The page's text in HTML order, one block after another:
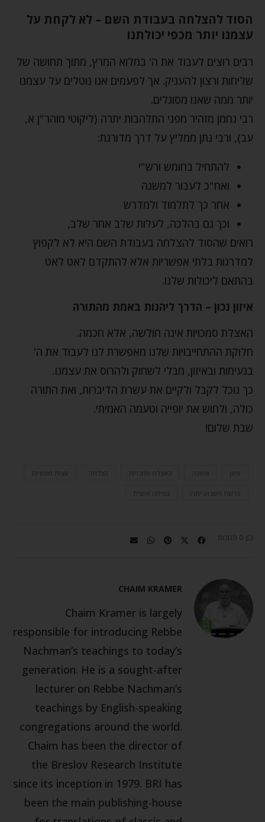
הסוד להצלחה בעבודת השם – לא לקחת על
עצמנו יותר מכפי יכולתנו
רבים רוצים לעבוד את ה' במלוא המרץ, מתוך תחושה של
שליחות ורצון להעניק. אך לפעמים אנו נוטלים על עצמנו
יותר ממה שאנו מסוגלים.
רבי נחמן מזהיר מפני התלהבות יתרה (ליקוטי מוהר"ן א,
עב), ורבי נתן ממליץ על דרך מדורגת:
להתחיל בחומש ורש"י
ואח"כ לעבור למשנה
אחר כך לתלמוד ולמדרש
וכך גם בהלכה, לעלות שלב אחר שלב,
רואים שהסוד להצלחה בעבודת השם היא לא לקפוץ
למדרגות בלתי אפשריות אלא להתקדם לאט לאט
בהתאם ליכולות שלנו.
איזון נכון – הדרך ליהנות באמת מהתורה
האצלת סמכויות אינה חולשה, אלא חכמה.
חלוקת ההתחייבויות שלנו מאפשרת לנו לעבוד את ה'
בנעימות ובאיזון, מבלי לשחוק ולהרוס את עצמנו.
כך נוכל לקבל ולקיים את עשרת הדיברות, ואת התורה
כולה, ולחוש את יופייה וטעמה האמיתי.
שבת שלום!
אמונה האצלת סמכויות הצלחה עצות מעשיות
פרשת השבוע יתרו צמיחה אישית
0 תגובות
CHAIM KRAMER
Chaim Kramer is largely
responsible for introducing Rebbe
Nachman’s teachings to today’s
generation. He is a sought-after
lecturer on Rebbe Nachman’s
teachings by English-speaking
congregations around the world.
Chaim has been the director of
the Breslov Research Institute
since its inception in 1979. BRI has
been the main publishing-house